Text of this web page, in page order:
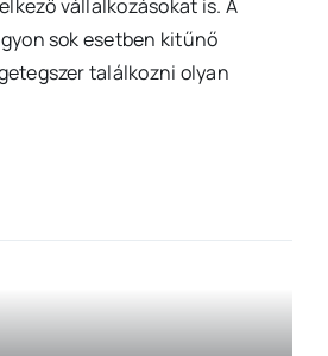
vállalkozásokat is. A
sok esetben kitűnő
találkozni olyan